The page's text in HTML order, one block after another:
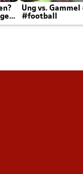
Ung vs.
#football